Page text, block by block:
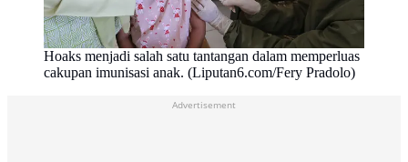
Hoaks menjadi salah satu tantangan dalam memperluas
cakupan imunisasi anak. (Liputan6.com/Fery Pradolo)
Advertisement